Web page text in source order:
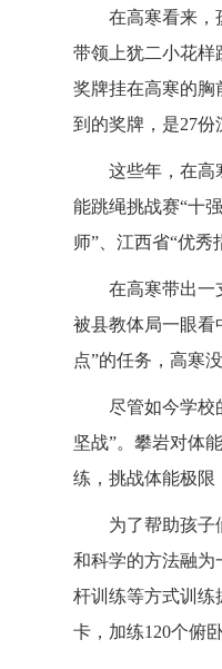
在高寒看来，
带领上犹二小花样
奖牌挂在高寒的胸
到的奖牌，是27份
这些年，在高
能跳绳挑战赛“十
师”、江西省“优秀
在高寒带出一
被县教体局一眼看
点”的任务，高寒
尽管如今学校
坚战”。攀岩对体
练，挑战体能极限
为了帮助孩子
和科学的方法融为
杆训练等方式训练
卡，加练120个俯卧